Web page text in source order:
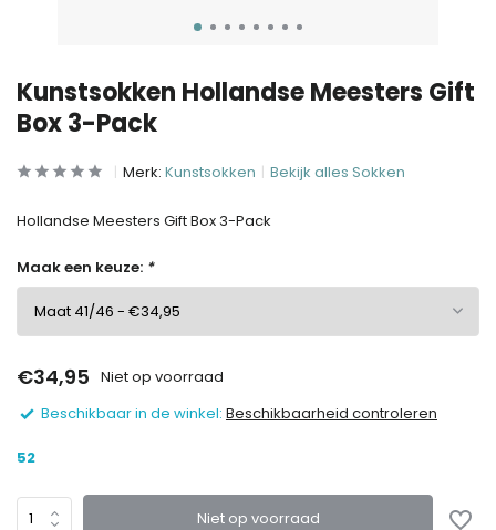
Kunstsokken Hollandse Meesters Gift
Box 3-Pack
Merk: Kunstsokken Bekijk alles Sokken
Hollandse Meesters Gift Box 3-Pack
Maak een keuze: *
€34,95 Niet op voorraad
Beschikbaar in de winkel: Beschikbaarheid controleren
52
Niet op voorraad